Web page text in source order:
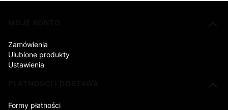
Zamówienia
Ulubione produkty
Ustawienia
Formy płatności